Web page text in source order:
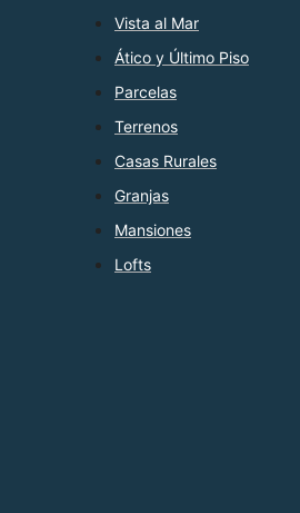
Vista al Mar
Ático y Último Piso
Parcelas
Terrenos
Casas Rurales
Granjas
Mansiones
Lofts